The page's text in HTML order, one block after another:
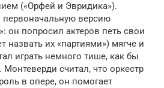
(«Орфей и Эвридика»).
версию
он попросил актеров петь свои
назвать их «партиями») мягче и
играть немного тише, как бы
считал, что оркестр
в опере, он помогает